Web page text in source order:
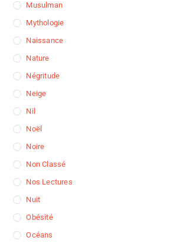
Musulman
Mythologie
Naissance
Nature
Négritude
Neige
Nil
Noël
Noire
Non Classé
Nos Lectures
Nuit
Obésité
Océans